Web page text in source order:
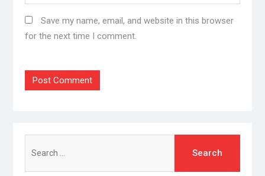
Save my name, email, and website in this browser
for the next time I comment.
for: